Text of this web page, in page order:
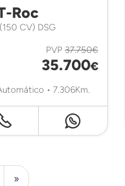
Roc
CV) DSG
PVP 37.750€
35.700€
• 7.306Km.
»